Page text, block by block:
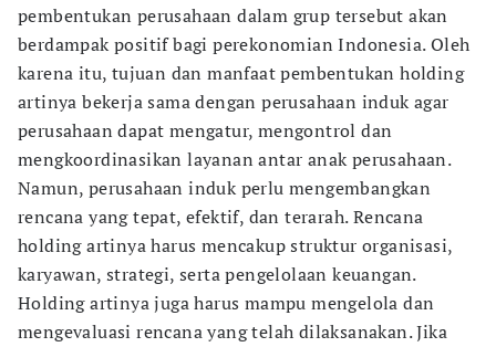
pembentukan perusahaan dalam grup tersebut akan
berdampak positif bagi perekonomian Indonesia. Oleh
karena itu, tujuan dan manfaat pembentukan holding
artinya bekerja sama dengan perusahaan induk agar
perusahaan dapat mengatur, mengontrol dan
mengkoordinasikan layanan antar anak perusahaan.
Namun, perusahaan induk perlu mengembangkan
rencana yang tepat, efektif, dan terarah. Rencana
holding artinya harus mencakup struktur organisasi,
karyawan, strategi, serta pengelolaan keuangan.
Holding artinya juga harus mampu mengelola dan
mengevaluasi rencana yang telah dilaksanakan. Jika